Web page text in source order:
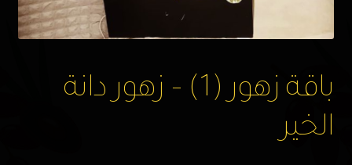
باقة زهور (1) – زهور دانة
الخير